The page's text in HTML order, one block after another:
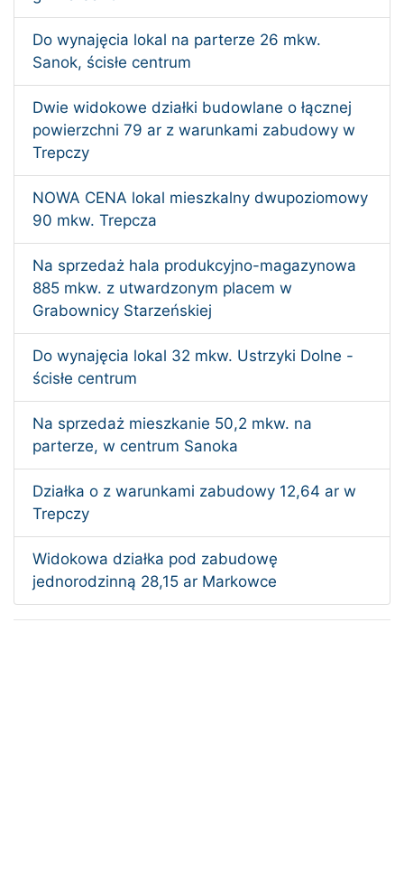
Do wynajęcia lokal na parterze 26 mkw.
Sanok, ścisłe centrum
Dwie widokowe działki budowlane o łącznej
powierzchni 79 ar z warunkami zabudowy w
Trepczy
NOWA CENA lokal mieszkalny dwupoziomowy
90 mkw. Trepcza
Na sprzedaż hala produkcyjno-magazynowa
885 mkw. z utwardzonym placem w
Grabownicy Starzeńskiej
Do wynajęcia lokal 32 mkw. Ustrzyki Dolne -
ścisłe centrum
Na sprzedaż mieszkanie 50,2 mkw. na
parterze, w centrum Sanoka
Działka o z warunkami zabudowy 12,64 ar w
Trepczy
Widokowa działka pod zabudowę
jednorodzinną 28,15 ar Markowce